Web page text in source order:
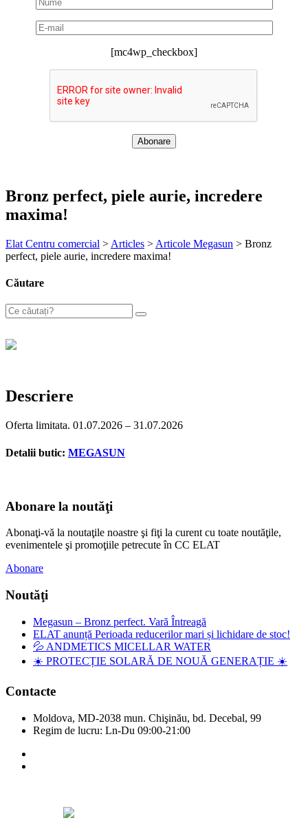
[mc4wp_checkbox]
Bronz perfect, piele aurie, incredere
maxima!
Elat Centru comercial > Articles > Articole Megasun > Bronz
perfect, piele aurie, incredere maxima!
Căutare
Descriere
Oferta limitata. 01.07.2026 – 31.07.2026
Detalii butic: MEGASUN
Abonare la noutăţi
Abonaţi-vă la noutaţile noastre şi fiţi la curent cu toate noutăţile,
evenimentele şi promoţiile petrecute în CC ELAT
Abonare
Noutăţi
Megasun – Bronz perfect. Vară Întreagă
ELAT anunță Perioada reducerilor mari și lichidare de stoc!
💦 ANDMETICS MICELLAR WATER
☀️ PROTECȚIE SOLARĂ DE NOUĂ GENERAȚIE ☀️
Contacte
Moldova, MD-2038 mun. Chişinău, bd. Decebal, 99
Regim de lucru: Ln-Du 09:00-21:00